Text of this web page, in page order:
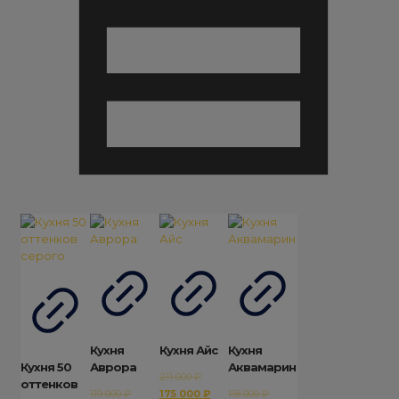
Кухня 50
оттенков
Кухня
Аврора
119 000₽Первоначальная
Кухня Айс
211 000₽Первоначальная
цена
175 000 ₽Текущая
Кухня
Аквамарин
118 000₽Первоначальная